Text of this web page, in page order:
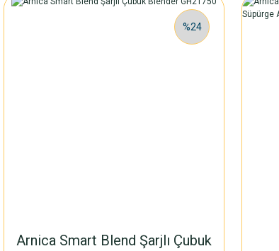
%24
Arnica Smart Blend Şarjlı Çubuk